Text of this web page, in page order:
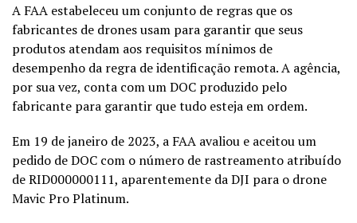
A FAA estabeleceu um conjunto de regras que os
fabricantes de drones usam para garantir que seus
produtos atendam aos requisitos mínimos de
desempenho da regra de identificação remota. A agência,
por sua vez, conta com um DOC produzido pelo
fabricante para garantir que tudo esteja em ordem.
Em 19 de janeiro de 2023, a FAA avaliou e aceitou um
pedido de DOC com o número de rastreamento atribuído
de RID000000111, aparentemente da DJI para o drone
Mavic Pro Platinum.